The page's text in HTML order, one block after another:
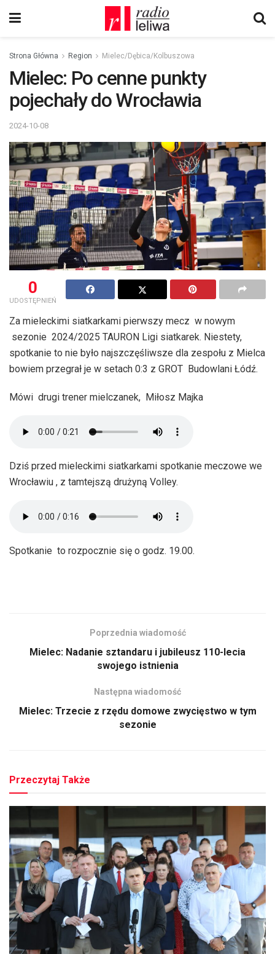
Strona Główna Region Mielec/Dębica/Kolbuszowa
Mielec: Po cenne punkty
pojechały do Wrocławia
2024-10-08
0
UDOSTĘPNIEŃ
Za mieleckimi siatkarkami pierwszy mecz w nowym
sezonie 2024/2025 TAURON Ligi siatkarek. Niestety,
spotkanie to nie było najszczęśliwsze dla zespołu z Mielca
bowiem przegrał je w setach 0:3 z GROT Budowlani Łódź.
Mówi drugi trener mielczanek, Miłosz Majka
Dziś przed mieleckimi siatkarkami spotkanie meczowe we
Wrocławiu , z tamtejszą drużyną Volley.
Spotkanie to rozpocznie się o godz. 19.00.
Poprzednia wiadomość
Mielec: Nadanie sztandaru i jubileusz 110-lecia
swojego istnienia
Następna wiadomość
Mielec: Trzecie z rzędu domowe zwycięstwo w tym
sezonie
Przeczytaj Także